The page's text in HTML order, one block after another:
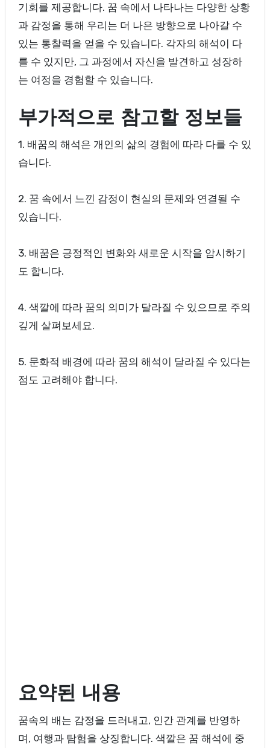
기회를 제공합니다. 꿈 속에서 나타나는 다양한 상황
과 감정을 통해 우리는 더 나은 방향으로 나아갈 수
있는 통찰력을 얻을 수 있습니다. 각자의 해석이 다
를 수 있지만, 그 과정에서 자신을 발견하고 성장하
는 여정을 경험할 수 있습니다.
부가적으로 참고할 정보들
1. 배꿈의 해석은 개인의 삶의 경험에 따라 다를 수 있
습니다.
2. 꿈 속에서 느낀 감정이 현실의 문제와 연결될 수
있습니다.
3. 배꿈은 긍정적인 변화와 새로운 시작을 암시하기
도 합니다.
4. 색깔에 따라 꿈의 의미가 달라질 수 있으므로 주의
깊게 살펴보세요.
5. 문화적 배경에 따라 꿈의 해석이 달라질 수 있다는
점도 고려해야 합니다.
요약된 내용
꿈속의 배는 감정을 드러내고, 인간 관계를 반영하
며, 여행과 탐험을 상징합니다. 색깔은 꿈 해석에 중